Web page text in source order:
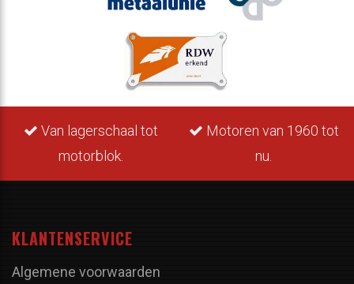
Van lagerschaal tot
motorblok.
Motoren van 1960 tot
nu.
KLANTENSERVICE
Algemene voorwaarden